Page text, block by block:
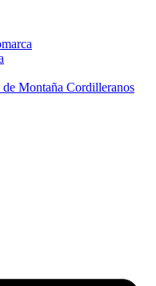
Montaña Cordilleranos